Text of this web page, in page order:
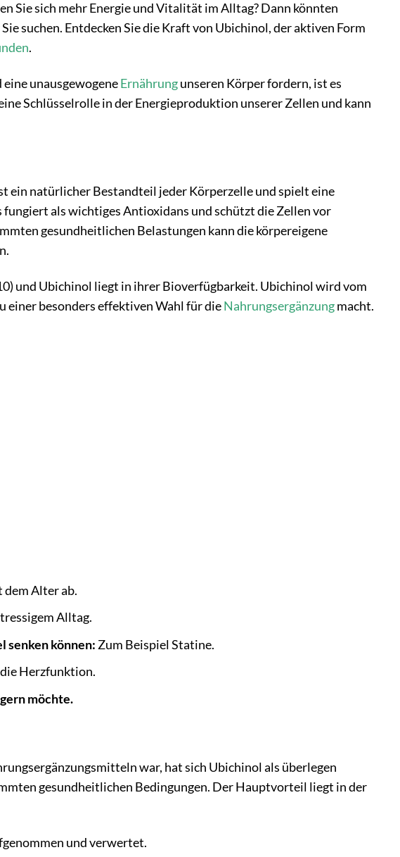
Sie sich mehr Energie und Vitalität im Alltag? Dann könnten
suchen. Entdecken Sie die Kraft von Ubichinol, der aktiven Form
.
unausgewogeneErnährungunseren Körper fordern, ist es
Schlüsselrolle in der Energieproduktion unserer Zellen und kann
ein natürlicher Bestandteil jeder Körperzelle und spielt eine
als wichtiges Antioxidans und schützt die Zellen vor
gesundheitlichen Belastungen kann die körpereigene
und Ubichinol liegt in ihrer Bioverfügbarkeit. Ubichinol wird vom
einer besonders effektiven Wahl für dieNahrungsergänzungmacht.
Alter ab.
Alltag.
senken können: Zum Beispiel Statine.
Herzfunktion.
möchte.
war, hat sich Ubichinol als überlegen
gesundheitlichen Bedingungen. Der Hauptvorteil liegt in der
und verwertet.